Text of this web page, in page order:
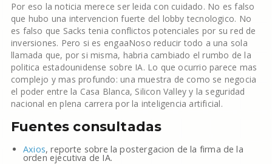
Por eso la noticia merece ser leida con cuidado. No es falso
que hubo una intervencion fuerte del lobby tecnologico. No
es falso que Sacks tenia conflictos potenciales por su red de
inversiones. Pero si es engaaNoso reducir todo a una sola
llamada que, por si misma, habria cambiado el rumbo de la
politica estadounidense sobre IA. Lo que ocurrio parece mas
complejo y mas profundo: una muestra de como se negocia
el poder entre la Casa Blanca, Silicon Valley y la seguridad
nacional en plena carrera por la inteligencia artificial.
Fuentes consultadas
Axios, reporte sobre la postergacion de la firma de la
orden ejecutiva de IA.